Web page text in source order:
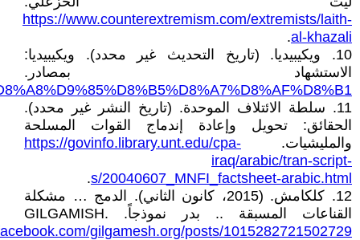
https://www.counterextremism.com/extremists/laith-
al-khazali
.
10. ويكيبيديا. (تاريخ التحديث غير محدد). ويكيبيديا:
الاستشهاد بمصادر.
11. سلطة الائتلاف الموحدة. (تاريخ النشر غير محدد).
الحقائق: تحويل وإعادة إندماج القوات المسلحة
والمليشيات. https://govinfo.library.unt.edu/cpa-
iraq/arabic/tran-script-
s/20040607_MNFI_factsheet-arabic.html
.
12. كلكامش. (2015، كانون الثاني). الدمج … مشكلة
القناعات المسبقة .. بدر نموذجاً. GILGAMISH.
gilgamesh.org/posts/1015282721502729